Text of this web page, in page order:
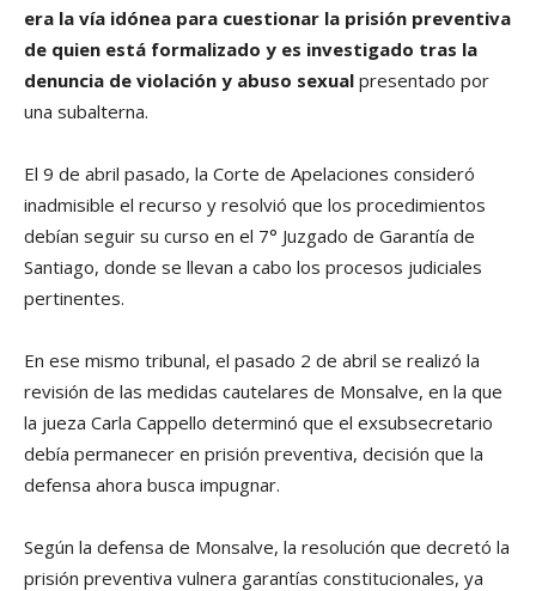
era la vía idónea para cuestionar la prisión preventiva
de quien está formalizado y es investigado tras la
denuncia de violación y abuso sexual presentado por
una subalterna.
El 9 de abril pasado, la Corte de Apelaciones consideró
inadmisible el recurso y resolvió que los procedimientos
debían seguir su curso en el 7° Juzgado de Garantía de
Santiago, donde se llevan a cabo los procesos judiciales
pertinentes.
En ese mismo tribunal, el pasado 2 de abril se realizó la
revisión de las medidas cautelares de Monsalve, en la que
la jueza Carla Cappello determinó que el exsubsecretario
debía permanecer en prisión preventiva, decisión que la
defensa ahora busca impugnar.
Según la defensa de Monsalve, la resolución que decretó la
prisión preventiva vulnera garantías constitucionales, ya